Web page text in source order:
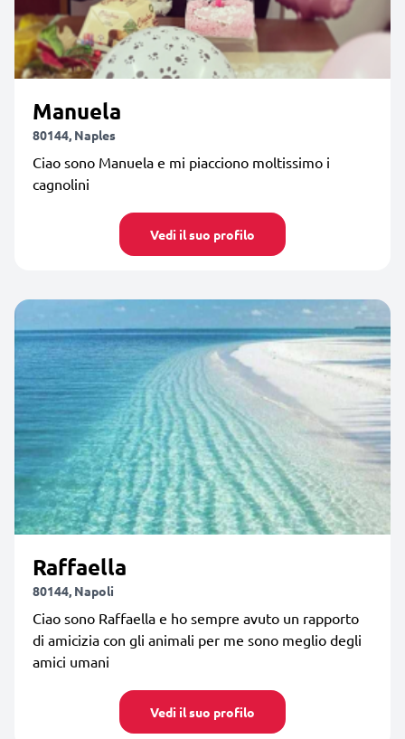
Manuela
80144, Naples
Ciao sono Manuela e mi piacciono moltissimo i
cagnolini
Vedi il suo profilo
Raffaella
80144, Napoli
Ciao sono Raffaella e ho sempre avuto un rapporto
di amicizia con gli animali per me sono meglio degli
amici umani
Vedi il suo profilo